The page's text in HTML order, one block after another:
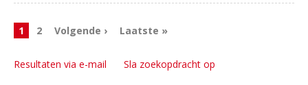
1 2 Volgende › Laatste »
Resultaten via e-mail Sla zoekopdracht op